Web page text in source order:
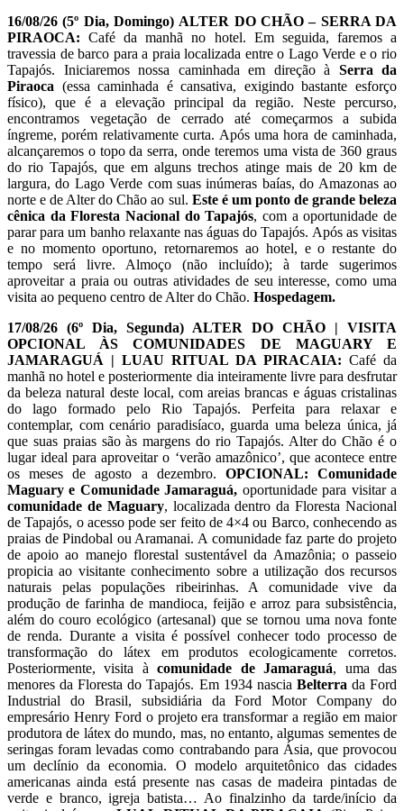
16/08/26 (5º Dia, Domingo) ALTER DO CHÃO – SERRA DA
PIRAOCA: Café da manhã no hotel. Em seguida, faremos a
travessia de barco para a praia localizada entre o Lago Verde e o rio
Tapajós. Iniciaremos nossa caminhada em direção à Serra da
Piraoca (essa caminhada é cansativa, exigindo bastante esforço
físico), que é a elevação principal da região. Neste percurso,
encontramos vegetação de cerrado até começarmos a subida
íngreme, porém relativamente curta. Após uma hora de caminhada,
alcançaremos o topo da serra, onde teremos uma vista de 360 graus
do rio Tapajós, que em alguns trechos atinge mais de 20 km de
largura, do Lago Verde com suas inúmeras baías, do Amazonas ao
norte e de Alter do Chão ao sul. Este é um ponto de grande beleza
cênica da Floresta Nacional do Tapajós, com a oportunidade de
parar para um banho relaxante nas águas do Tapajós. Após as visitas
e no momento oportuno, retornaremos ao hotel, e o restante do
tempo será livre. Almoço (não incluído); à tarde sugerimos
aproveitar a praia ou outras atividades de seu interesse, como uma
visita ao pequeno centro de Alter do Chão. Hospedagem.
17/08/26 (6º Dia, Segunda) ALTER DO CHÃO | VISITA
OPCIONAL ÀS COMUNIDADES DE MAGUARY E
JAMARAGUÁ | LUAU RITUAL DA PIRACAIA: Café da
manhã no hotel e posteriormente dia inteiramente livre para desfrutar
da beleza natural deste local, com areias brancas e águas cristalinas
do lago formado pelo Rio Tapajós. Perfeita para relaxar e
contemplar, com cenário paradisíaco, guarda uma beleza única, já
que suas praias são às margens do rio Tapajós. Alter do Chão é o
lugar ideal para aproveitar o ‘verão amazônico’, que acontece entre
os meses de agosto a dezembro. OPCIONAL: Comunidade
Maguary e Comunidade Jamaraguá, oportunidade para visitar a
comunidade de Maguary, localizada dentro da Floresta Nacional
de Tapajós, o acesso pode ser feito de 4×4 ou Barco, conhecendo as
praias de Pindobal ou Aramanai. A comunidade faz parte do projeto
de apoio ao manejo florestal sustentável da Amazônia; o passeio
propicia ao visitante conhecimento sobre a utilização dos recursos
naturais pelas populações ribeirinhas. A comunidade vive da
produção de farinha de mandioca, feijão e arroz para subsistência,
além do couro ecológico (artesanal) que se tornou uma nova fonte
de renda. Durante a visita é possível conhecer todo processo de
transformação do látex em produtos ecologicamente corretos.
Posteriormente, visita àcomunidade de Jamaraguá, uma das
menores da Floresta do Tapajós. Em 1934 nascia Belterra da Ford
Industrial do Brasil, subsidiária da Ford Motor Company do
empresário Henry Ford o projeto era transformar a região em maior
produtora de látex do mundo, mas, no entanto, algumas sementes de
seringas foram levadas como contrabando para Ásia, que provocou
um declínio da economia. O modelo arquitetônico das cidades
americanas ainda está presente nas casas de madeira pintadas de
verde e branco, igreja batista… Ao finalzinho da tarde/início da